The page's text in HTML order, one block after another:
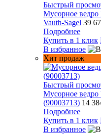
Быстрый
Мусорное
Vauth-Sagel 39
Подробнее
Купить в 1 клик
В избранное
Хит продаж
Быстрый
Мусорное ведро
(90003713) 14
Подробнее
Купить в 1 клик
В избранное